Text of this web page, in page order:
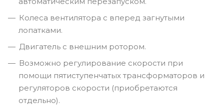
Колеса вентилятора с вперед загнутыми
лопатками.
Двигатель с внешним ротором.
Возможно регулирование скорости при
помощи пятиступенчатых трансформаторов и
регуляторов скорости (приобретаются
отдельно).